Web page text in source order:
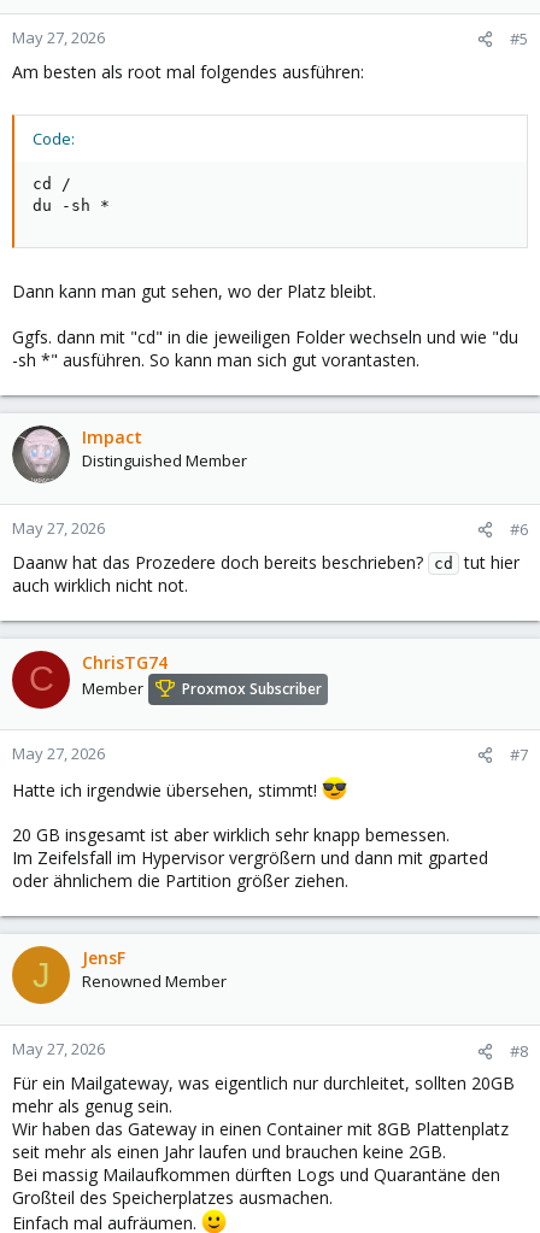
May 27, 2026 #5
Am besten als root mal folgendes ausführen:
Code:
cd /
du -sh *
Dann kann man gut sehen, wo der Platz bleibt.
Ggfs. dann mit "cd" in die jeweiligen Folder wechseln und wie "du
-sh *" ausführen. So kann man sich gut vorantasten.
Impact
Distinguished Member
May 27, 2026 #6
Daanw hat das Prozedere doch bereits beschrieben? cd
tut hier
auch wirklich nicht not.
C ChrisTG74
Member Proxmox Subscriber
May 27, 2026 #7
Hatte ich irgendwie übersehen, stimmt!
20 GB insgesamt ist aber wirklich sehr knapp bemessen.
Im Zeifelsfall im Hypervisor vergrößern und dann mit gparted
oder ähnlichem die Partition größer ziehen.
J JensF
Renowned Member
May 27, 2026 #8
Für ein Mailgateway, was eigentlich nur durchleitet, sollten 20GB
mehr als genug sein.
Wir haben das Gateway in einen Container mit 8GB Plattenplatz
seit mehr als einen Jahr laufen und brauchen keine 2GB.
Bei massig Mailaufkommen dürften Logs und Quarantäne den
Großteil des Speicherplatzes ausmachen.
Einfach mal aufräumen.